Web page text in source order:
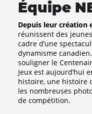
Équipe
Depuis leur création
réunissent des
cadre d’une
dynamisme
souligner le
Jeux est aujourd’hui
histoire, une histoire
les nombreuses
de compétition.